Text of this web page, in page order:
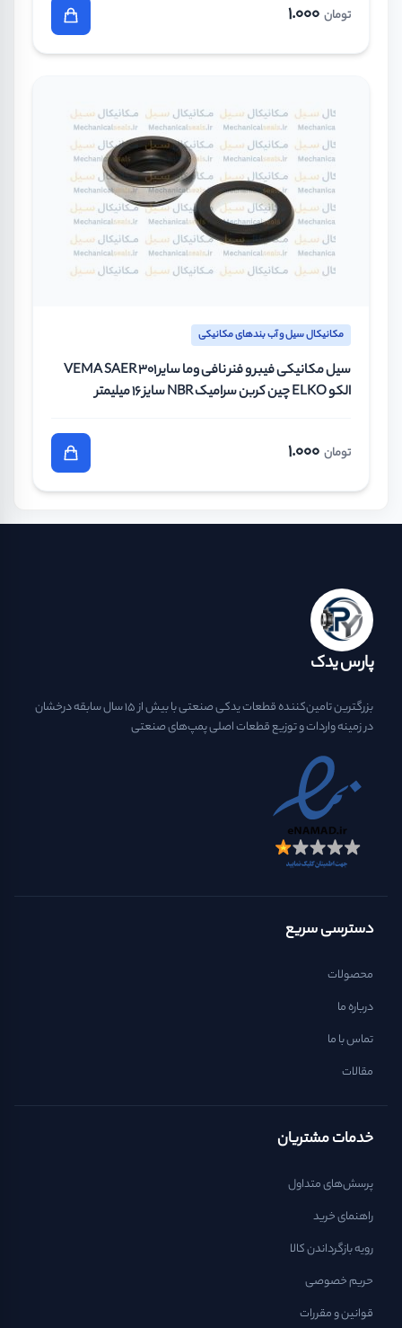
تومان 1.000
مکانیکال سیل و آب بندهای مکانیکی
سیل مکانیکی فیبر و فنر نافی وما سایر VEMA SAER 301
الکو ELKO چین کربن سرامیک NBR سایز 16 میلیمتر
تومان 1.000
پارس یدک
بزرگترین تامین‌کننده قطعات یدکی صنعتی با بیش از ۱۵ سال سابقه درخشان
در زمینه واردات و توزیع قطعات اصلی پمپ‌های صنعتی
دسترسی سریع
محصولات
درباره ما
تماس با ما
مقالات
خدمات مشتریان
پرسش‌های متداول
راهنمای خرید
رویه بازگرداندن کالا
حریم خصوصی
قوانین و مقررات